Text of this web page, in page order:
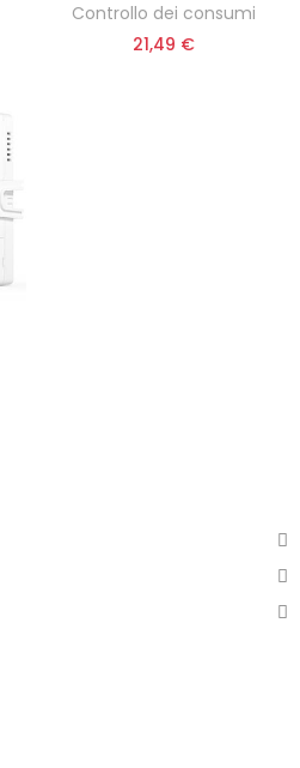
Controllo dei consumi
21,49 €